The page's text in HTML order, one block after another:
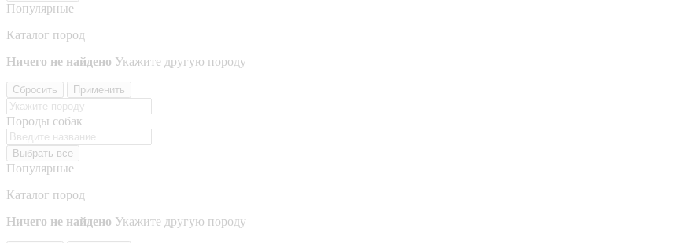
Популярные
Каталог пород
Ничего не найдено Укажите другую породу
Сбросить Применить
Породы собак
Выбрать все
Популярные
Каталог пород
Ничего не найдено Укажите другую породу